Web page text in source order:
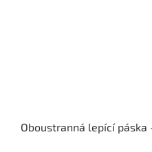
Oboustranná lepící